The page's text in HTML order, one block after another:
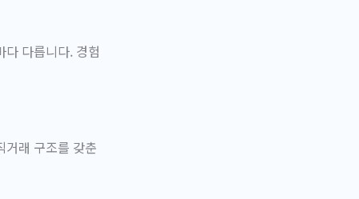
다릅니다. 경험
거래 구조를 갖춘